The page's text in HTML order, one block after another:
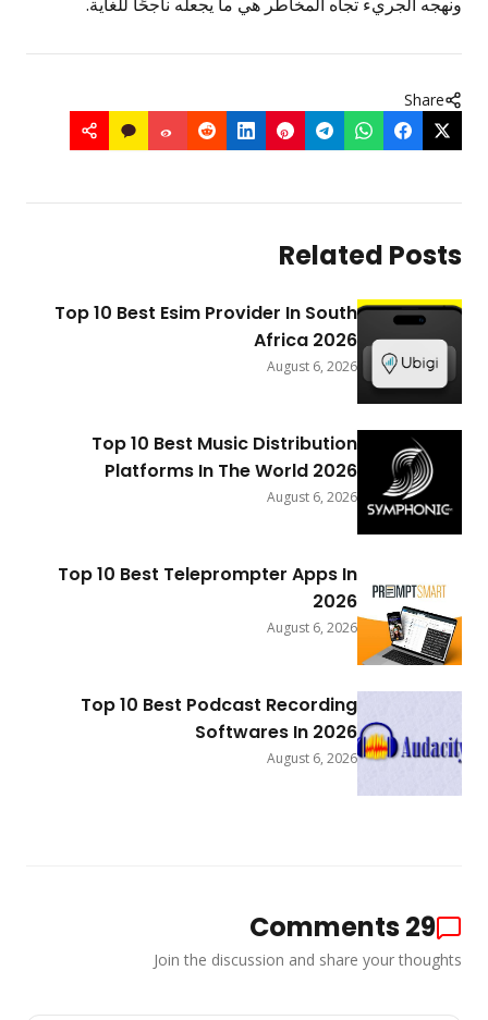
Share
Related Posts
Top 10 Best Esim Provider In South
Africa 2026
August 6, 2026
Top 10 Best Music Distribution
Platforms In The World 2026
August 6, 2026
Top 10 Best Teleprompter Apps In
2026
August 6, 2026
Top 10 Best Podcast Recording
Softwares In 2026
August 6, 2026
29
Comments
Join the discussion and share your thoughts